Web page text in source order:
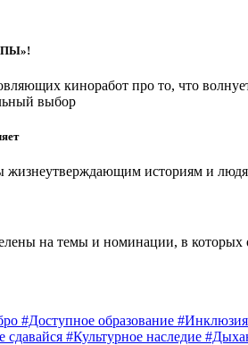
киноработ про то, что
выбор
историям и
на темы и номинации, в
#Доступное образование #Инклюзия
сдавайся #Культурное наследие